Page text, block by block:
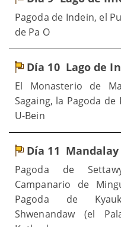
Pagoda de Indein, el
de Pa O
Día 10 Lago de
El Monasterio de
Sagaing, la Pagoda
U-Bein
Día 11 Mandalay
Pagoda de
Campanario de
Pagoda de
Shwenandaw (el